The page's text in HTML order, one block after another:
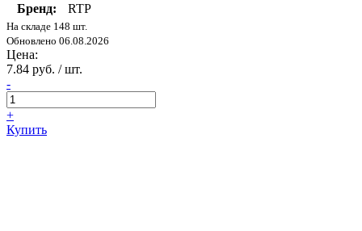
Бренд:
RTP
На складе 148 шт.
Обновлено 06.08.2026
Цена:
7.84 руб. / шт.
-
+
Купить